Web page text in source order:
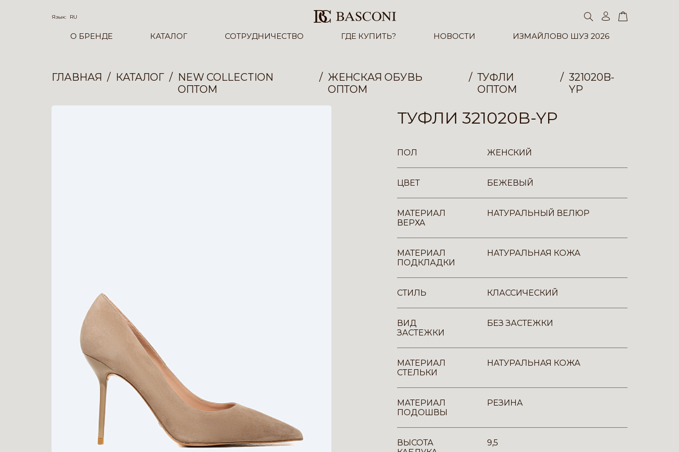
Язык: RU
О БРЕНДЕ КАТАЛОГ СОТРУДНИЧЕСТВО ГДЕ КУПИТЬ? НОВОСТИ ИЗМАЙЛОВО ШУЗ 2026
ГЛАВНАЯ КАТАЛОГ
NEW COLLECTION
ОПТОМ
ЖЕНСКАЯ ОБУВЬ
ОПТОМ
ТУФЛИ
ОПТОМ
321020B-
YP
ТУФЛИ 321020B-YP
ПОЛ ЖЕНСКИЙ
ЦВЕТ БЕЖЕВЫЙ
МАТЕРИАЛ
ВЕРХА
НАТУРАЛЬНЫЙ ВЕЛЮР
МАТЕРИАЛ
ПОДКЛАДКИ
НАТУРАЛЬНАЯ КОЖА
СТИЛЬ КЛАССИЧЕСКИЙ
ВИД
ЗАСТЕЖКИ
БЕЗ ЗАСТЕЖКИ
МАТЕРИАЛ
СТЕЛЬКИ
НАТУРАЛЬНАЯ КОЖА
МАТЕРИАЛ
ПОДОШВЫ
РЕЗИНА
ВЫСОТА
9,5